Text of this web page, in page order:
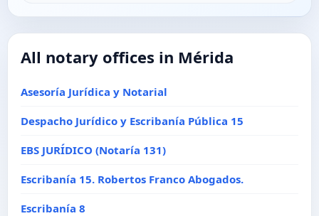
All notary offices in Mérida
Asesoría Jurídica y Notarial
Despacho Jurídico y Escribanía Pública 15
EBS JURÍDICO (Notaría 131)
Escribanía 15. Robertos Franco Abogados.
Escribanía 8